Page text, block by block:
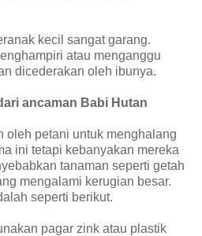
kecil sangat garang.
atau menganggu
dicederakan oleh ibunya.
ancaman Babi Hutan
oleh petani untuk menghalang
ini tetapi kebanyakan mereka
tanaman seperti getah
mengalami kerugian besar.
seperti berikut.
pagar zink atau plastik